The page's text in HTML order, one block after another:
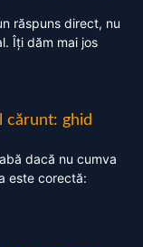
răspuns direct, nu
Îți dăm mai jos
cărunt: ghid
dacă nu cumva
este corectă: